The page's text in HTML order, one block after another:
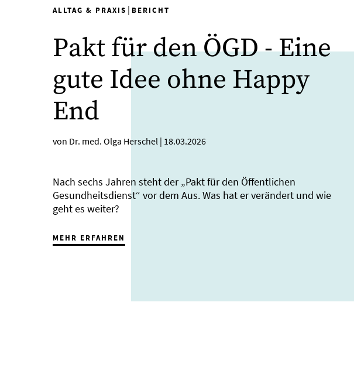
ALLTAG & PRAXIS | BERICHT
Pakt für den ÖGD - Eine
gute Idee ohne Happy
End
von Dr. med. Olga Herschel | 18.03.2026
Nach sechs Jahren steht der „Pakt für den Öffentlichen
Gesundheitsdienst“ vor dem Aus. Was hat er verändert und wie
geht es weiter?
MEHR ERFAHREN